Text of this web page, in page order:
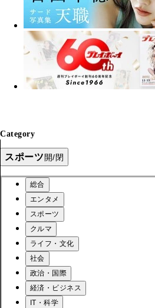
Category
スポーツ開/閉
総合
エンタメ
スポーツ
クルマ
ライフ・文化
社会
政治・国際
経済・ビジネス
IT・科学